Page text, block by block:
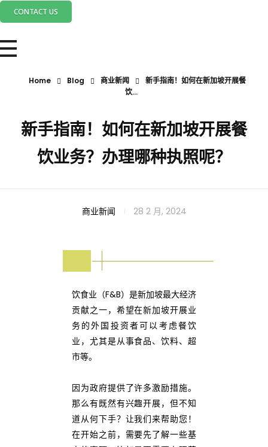
CONTACT US
Home Blog 商业新闻
新手指南！如何在新加坡开展餐
饮...
新手指南！如何在新加坡开展餐
饮业务？办理哪种执照呢？
手
28 2 月, 2024
商业新闻
饮食业（F&B）是新加坡最大经济
贡献之一，希望在新加坡开展业
务的外国投资者可以考虑餐饮
业，尤其是从事食品、饮料、超
市等。
因为政府提供了许多激励措施。
那么有既然有兴趣开展，但不知
道从何下手？让我们来帮助您！
在开始之前，需要先了解一些基